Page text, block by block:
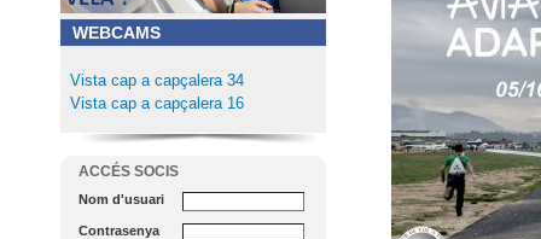
WEBCAMS
Vista cap a capçalera 34
Vista cap a capçalera 16
ACCÉS SOCIS
Nom d'usuari
Contrasenya